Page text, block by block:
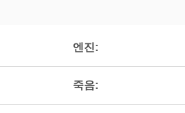
엔진:
죽음: